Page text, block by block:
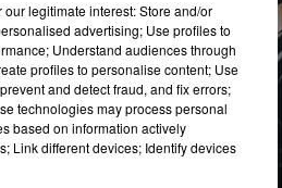
legitimate interest: Store and/or
advertising; Use profiles to
Understand audiences through
profiles to personalise content; Use
and detect fraud, and fix errors;
technologies may process personal
based on information actively
Link different devices; Identify devices